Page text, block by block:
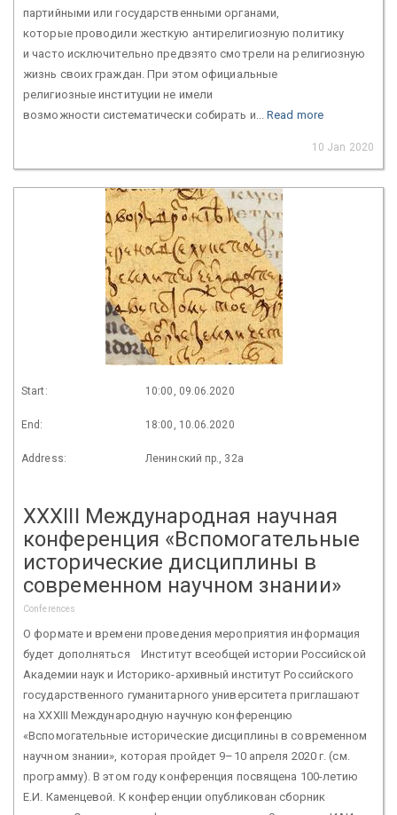
партийными или государственными органами,
которые проводили жесткую антирелигиозную политику
и часто исключительно предвзято смотрели на религиозную
жизнь своих граждан. При этом официальные
религиозные институции не имели
возможности систематически собирать и...Read more
10 Jan 2020
Start: 10:00, 09.06.2020
End: 18:00, 10.06.2020
Address: Ленинский пр., 32а
XXXIII Международная научная
конференция «Вспомогательные
исторические дисциплины в
современном научном знании»
Conferences
О формате и времени проведения мероприятия информация
будет дополняться Институт всеобщей истории Российской
Академии наук и Историко-архивный институт Российского
государственного гуманитарного университета приглашают
на XXXIII Международную научную конференцию
«Вспомогательные исторические дисциплины в современном
научном знании», которая пройдет 9–10 апреля 2020 г. (см.
программу). В этом году конференция посвящена 100-летию
Е.И. Каменцевой. К конференции опубликован сборник